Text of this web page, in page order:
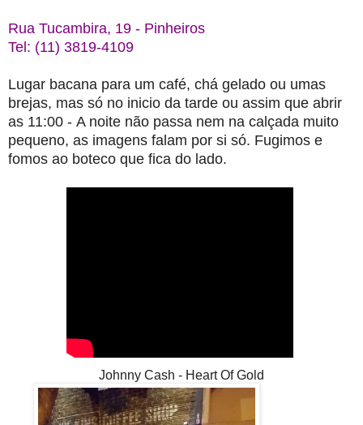
Rua Tucambira, 19 - Pinheiros
Tel: (11) 3819-4109
Lugar bacana para um café, chá gelado ou umas
brejas, mas só no inicio da tarde ou assim que abrir
as 11:00 - A noite não passa nem na calçada muito
pequeno, as imagens falam por si só. Fugimos e
fomos ao boteco que fica do lado.
Johnny Cash - Heart Of Gold